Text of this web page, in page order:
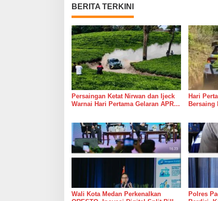
BERITA TERKINI
Persaingan Ketat Nirwan dan Ijeck
Warnai Hari Pertama Gelaran APRC
Hari
Bersaing
Wali Kota Medan Perkenalkan
Polres